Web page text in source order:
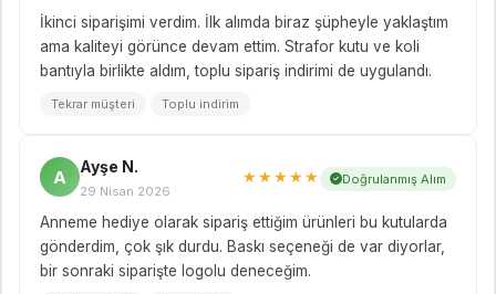
İkinci siparişimi verdim. İlk alımda biraz şüpheyle yaklaştım
ama kaliteyi görünce devam ettim. Strafor kutu ve koli
bantıyla birlikte aldım, toplu sipariş indirimi de uygulandı.
Tekrar müşteri Toplu indirim
A
Ayşe N.
29 Nisan 2026
★★★★★ Doğrulanmış Alım
Anneme hediye olarak sipariş ettiğim ürünleri bu kutularda
gönderdim, çok şık durdu. Baskı seçeneği de var diyorlar,
bir sonraki siparişte logolu deneceğim.